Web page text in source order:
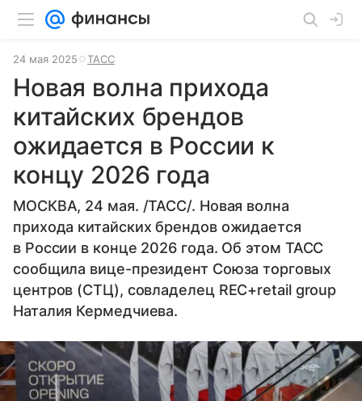
24 мая 2025 ТАСС
Новая волна прихода
китайских брендов
ожидается в России к
концу 2026 года
МОСКВА, 24 мая. /ТАСС/. Новая волна
прихода китайских брендов ожидается
в России в конце 2026 года. Об этом ТАСС
сообщила вице-президент Союза торговых
центров (СТЦ), совладелец REC+retail group
Наталия Кермедчиева.